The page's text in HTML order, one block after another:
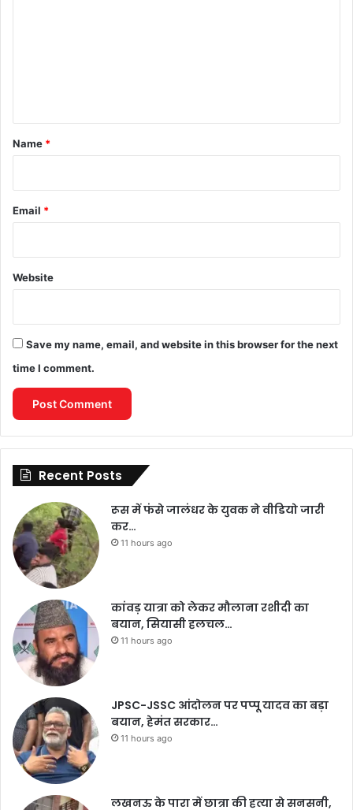
*
Name *
Email *
Website
Save my name, email, and website in this browser for the next
time I comment.
Recent Posts
रूस में फंसे जालंधर के युवक ने वीडियो जारी
कर…
11 hours ago
कांवड़ यात्रा को लेकर मौलाना रशीदी का
बयान, सियासी हलचल…
11 hours ago
JPSC-JSSC आंदोलन पर पप्पू यादव का बड़ा
बयान, हेमंत सरकार…
11 hours ago
लखनऊ के पारा में छात्रा की हत्या से सनसनी,